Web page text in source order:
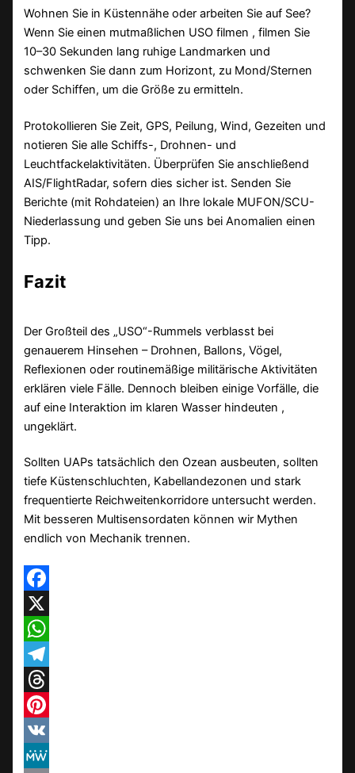
Wohnen Sie in Küstennähe oder arbeiten Sie auf See?
Wenn Sie einen mutmaßlichen USO filmen , filmen Sie
10–30 Sekunden lang ruhige Landmarken und
schwenken Sie dann zum Horizont, zu Mond/Sternen
oder Schiffen, um die Größe zu ermitteln.
Protokollieren Sie Zeit, GPS, Peilung, Wind, Gezeiten und
notieren Sie alle Schiffs-, Drohnen- und
Leuchtfackelaktivitäten. Überprüfen Sie anschließend
AIS/FlightRadar, sofern dies sicher ist. Senden Sie
Berichte (mit Rohdateien) an Ihre lokale MUFON/SCU-
Niederlassung und geben Sie uns bei Anomalien einen
Tipp.
Fazit
Der Großteil des „USO“-Rummels verblasst bei
genauerem Hinsehen – Drohnen, Ballons, Vögel,
Reflexionen oder routinemäßige militärische Aktivitäten
erklären viele Fälle. Dennoch bleiben einige Vorfälle, die
auf eine Interaktion im klaren Wasser hindeuten ,
ungeklärt.
Sollten UAPs tatsächlich den Ozean ausbeuten, sollten
tiefe Küstenschluchten, Kabellandezonen und stark
frequentierte Reichweitenkorridore untersucht werden.
Mit besseren Multisensordaten können wir Mythen
endlich von Mechanik trennen.
Facebook
X
WhatsApp
Telegram
Threads
Pinterest
VK